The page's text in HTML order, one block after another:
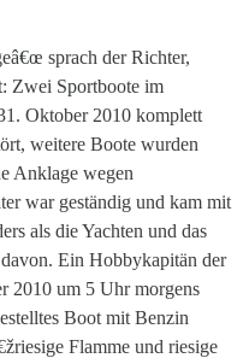
sprach der Richter,
Zwei Sportboote im
Oktober 2010 komplett
weitere Boote wurden
Anklage wegen
war geständig und kam mit
als die Yachten und das
Ein Hobbykapitän der
2010 um 5 Uhr morgens
Boot mit Benzin
Flamme und riesige